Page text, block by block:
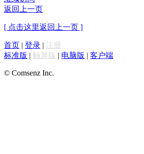
返回上一页
[ 点击这里返回上一页 ]
首页 | 登录 | 注册
标准版 | 触屏版 | 电脑版 | 客户端
© Comsenz Inc.